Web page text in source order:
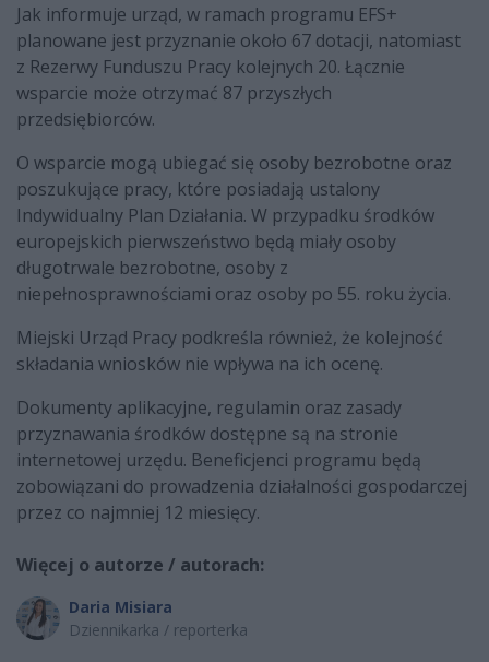
Jak informuje urząd, w ramach programu EFS+
planowane jest przyznanie około 67 dotacji, natomiast
z Rezerwy Funduszu Pracy kolejnych 20. Łącznie
wsparcie może otrzymać 87 przyszłych
przedsiębiorców.
O wsparcie mogą ubiegać się osoby bezrobotne oraz
poszukujące pracy, które posiadają ustalony
Indywidualny Plan Działania. W przypadku środków
europejskich pierwszeństwo będą miały osoby
długotrwale bezrobotne, osoby z
niepełnosprawnościami oraz osoby po 55. roku życia.
Miejski Urząd Pracy podkreśla również, że kolejność
składania wniosków nie wpływa na ich ocenę.
Dokumenty aplikacyjne, regulamin oraz zasady
przyznawania środków dostępne są na stronie
internetowej urzędu. Beneficjenci programu będą
zobowiązani do prowadzenia działalności gospodarczej
przez co najmniej 12 miesięcy.
Więcej o autorze / autorach:
Daria Misiara
Dziennikarka / reporterka